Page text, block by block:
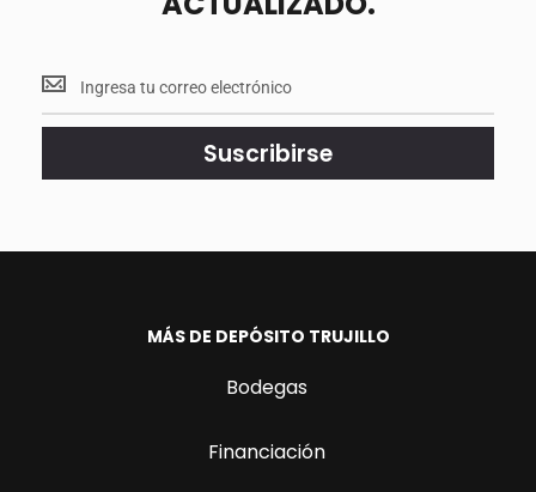
Mantente
<br>
actualizado.
Suscribirse
MÁS DE DEPÓSITO TRUJILLO
Bodegas
Financiación